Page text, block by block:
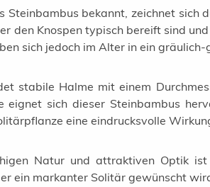
Steinbambus bekannt, zeichnet
den Knospen typisch bereift sind
sich jedoch im Alter in ein gräulich-
stabile Halme mit einem
eignet sich dieser Steinbambus
eine eindrucksvolle
Natur und attraktiven Optik
ein markanter Solitär gewünscht